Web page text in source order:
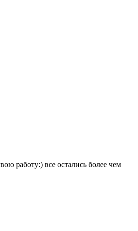
работу:) все остались более чем